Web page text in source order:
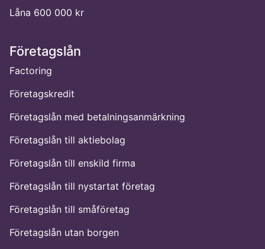
Låna 600 000 kr
Företagslån
Factoring
Företagskredit
Företagslån med betalningsanmärkning
Företagslån till aktiebolag
Företagslån till enskild firma
Företagslån till nystartat företag
Företagslån till småföretag
Företagslån utan borgen